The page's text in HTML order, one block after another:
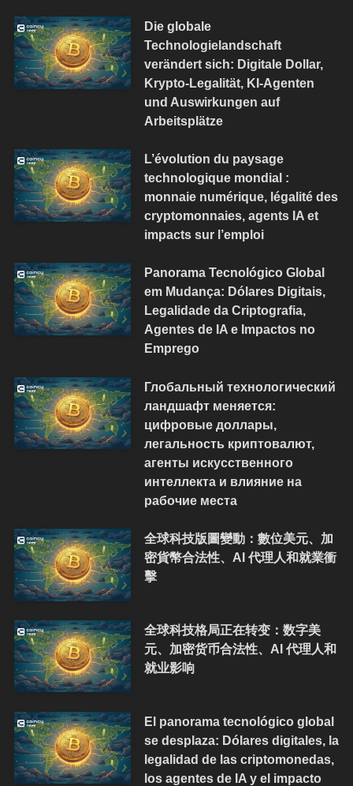
Die globale
Technologielandschaft
verändert sich: Digitale Dollar,
Krypto-Legalität, KI-Agenten
und Auswirkungen auf
Arbeitsplätze
L’évolution du paysage
technologique mondial :
monnaie numérique, légalité des
cryptomonnaies, agents IA et
impacts sur l’emploi
Panorama Tecnológico Global
em Mudança: Dólares Digitais,
Legalidade da Criptografia,
Agentes de IA e Impactos no
Emprego
Глобальный технологический
ландшафт меняется:
цифровые доллары,
легальность криптовалют,
агенты искусственного
интеллекта и влияние на
рабочие места
全球科技版圖變動：數位美元、加
密貨幣合法性、AI 代理人和就業衝
擊
全球科技格局正在转变：数字美
元、加密货币合法性、AI 代理人和
就业影响
El panorama tecnológico global
se desplaza: Dólares digitales, la
legalidad de las criptomonedas,
los agentes de IA y el impacto